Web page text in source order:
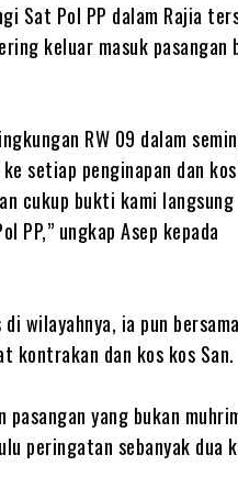
Sat Pol PP dalam Rajia
keluar masuk pasangan
RW 09 dalam
setiap penginapan dan
cukup bukti kami langsung
PP,” ungkap Asep kepada
wilayahnya, ia pun bersama
kontrakan dan kos kos San.
yang bukan
peringatan sebanyak dua